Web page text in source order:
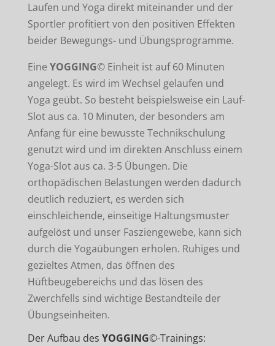
Laufen und Yoga direkt miteinander und der
Sportler profitiert von den positiven Effekten
beider Bewegungs- und Übungsprogramme.
Eine YOGGING© Einheit ist auf 60 Minuten
angelegt. Es wird im Wechsel gelaufen und
Yoga geübt. So besteht beispielsweise ein Lauf-
Slot aus ca. 10 Minuten, der besonders am
Anfang für eine bewusste Technikschulung
genutzt wird und im direkten Anschluss einem
Yoga-Slot aus ca. 3-5 Übungen. Die
orthopädischen Belastungen werden dadurch
deutlich reduziert, es werden sich
einschleichende, einseitige Haltungsmuster
aufgelöst und unser Fasziengewebe, kann sich
durch die Yogaübungen erholen. Ruhiges und
gezieltes Atmen, das öffnen des
Hüftbeugebereichs und das lösen des
Zwerchfells sind wichtige Bestandteile der
Übungseinheiten.
Der Aufbau des YOGGING©-Trainings: